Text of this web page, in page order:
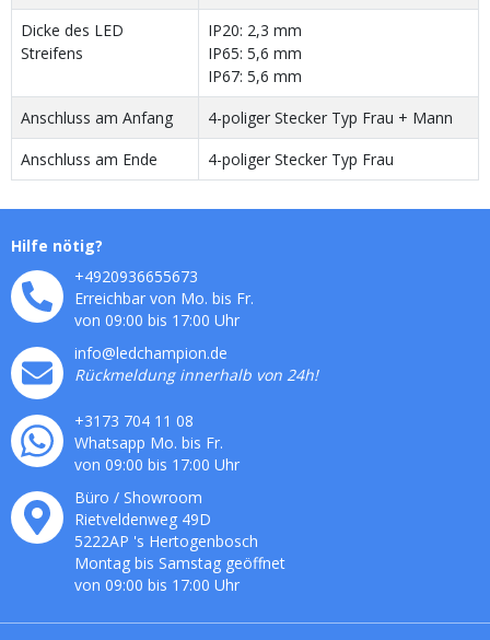
Dicke des LED
Streifens
IP20: 2,3 mm
IP65: 5,6 mm
IP67: 5,6 mm
Anschluss am Anfang
4-poliger Stecker Typ Frau + Mann
Anschluss am Ende
4-poliger Stecker Typ Frau
Hilfe nötig?
+4920936655673
Erreichbar von Mo. bis Fr.
von 09:00 bis 17:00 Uhr
info@ledchampion.de
Rückmeldung innerhalb von 24h!
+3173 704 11 08
Whatsapp Mo. bis Fr.
von 09:00 bis 17:00 Uhr
Büro / Showroom
Rietveldenweg 49D
5222AP 's Hertogenbosch
Montag bis Samstag geöffnet
von 09:00 bis 17:00 Uhr